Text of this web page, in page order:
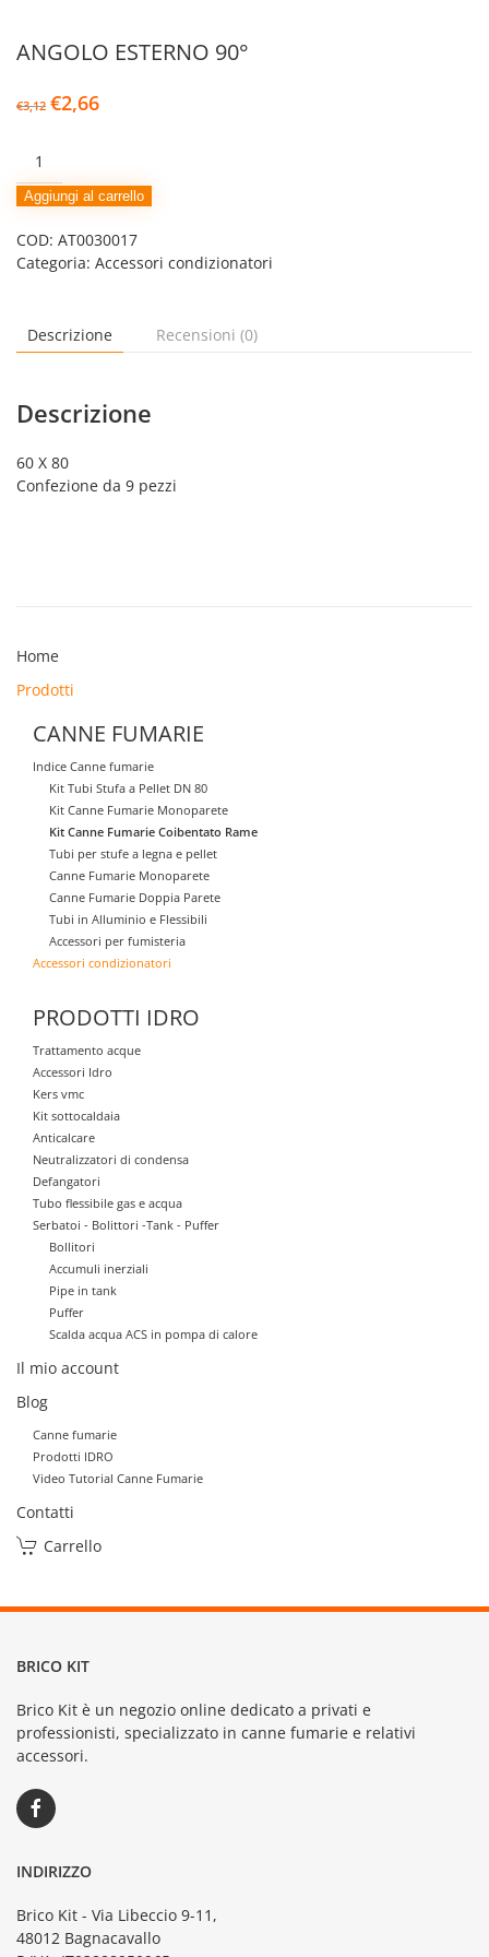
ANGOLO ESTERNO 90°
€3,12 Il
€3,12.
€2,66Il
€2,66.
ESTERNO
90°
Aggiungi al carrello
COD: AT0030017
Categoria: Accessori condizionatori
Descrizione Recensioni (0)
Descrizione
60 X 80
Confezione da 9 pezzi
Home
Prodotti
CANNE FUMARIE
Indice Canne fumarie
Kit Tubi Stufa a Pellet DN 80
Kit Canne Fumarie Monoparete
Kit Canne Fumarie Coibentato Rame
Tubi per stufe a legna e pellet
Canne Fumarie Monoparete
Canne Fumarie Doppia Parete
Tubi in Alluminio e Flessibili
Accessori per fumisteria
Accessori condizionatori
PRODOTTI IDRO
Trattamento acque
Accessori Idro
Kers vmc
Kit sottocaldaia
Anticalcare
Neutralizzatori di condensa
Defangatori
Tubo flessibile gas e acqua
Serbatoi - Bolittori -Tank - Puffer
Bollitori
Accumuli inerziali
Pipe in tank
Puffer
Scalda acqua ACS in pompa di calore
Il mio account
Blog
Canne fumarie
Prodotti IDRO
Video Tutorial Canne Fumarie
Contatti
Carrello
BRICO KIT
Brico Kit è un negozio online dedicato a privati e
professionisti, specializzato in canne fumarie e relativi
accessori.
INDIRIZZO
Brico Kit - Via Libeccio 9-11,
48012 Bagnacavallo